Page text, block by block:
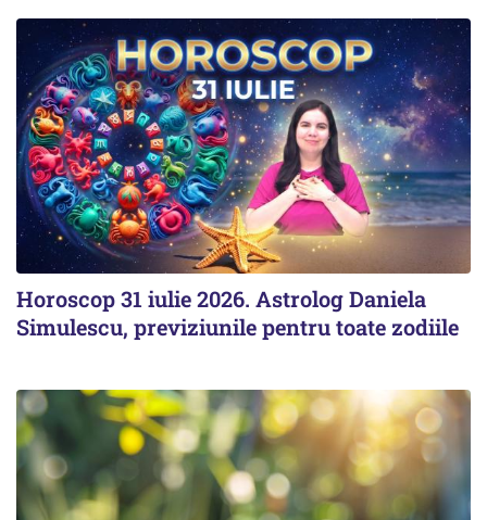
Horoscop 31 iulie 2026. Astrolog Daniela
Simulescu, previziunile pentru toate zodiile